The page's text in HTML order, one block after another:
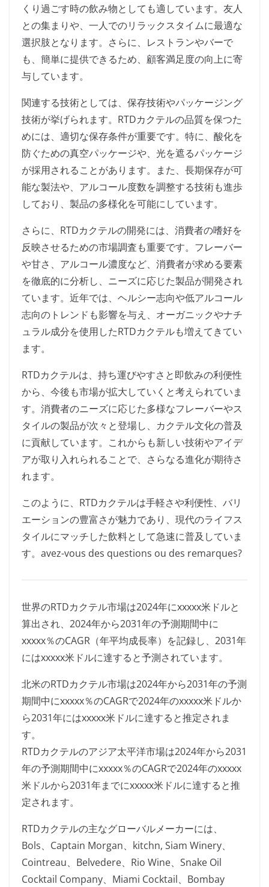
くり過ごす時の飲み物としても適しています。友人
との集まりや、一人でのリラックスタイムに最適な
選択肢となります。さらに、レストランやバーで
も、簡単に提供できるため、顧客満足度の向上に寄
与しています。
関連する技術としては、保存技術やパッケージング
技術が挙げられます。RTDカクテルの品質を保つた
めには、適切な保存条件が重要です。特に、酸化を
防ぐための真空パッケージや、光を遮るパッケージ
が採用されることがあります。また、長期保存が可
能な製法や、アルコール度数を調整する技術も進歩
しており、製品の多様化を可能にしています。
さらに、RTDカクテルの開発には、消費者の嗜好を
反映させるための市場調査も重要です。フレーバー
や甘さ、アルコール濃度など、消費者が求める要素
を徹底的に分析し、ニーズに応じた製品が開発され
ています。近年では、ヘルシー志向や低アルコール
志向のトレンドも影響を与え、オーガニックやナチ
ュラル成分を使用したRTDカクテルも増えてきてい
ます。
RTDカクテルは、持ち運びやすさと即飲みの利便性
から、今後も市場が拡大していくと考えられていま
す。消費者のニーズに応じた多様なフレーバーやス
タイルの製品が次々と登場し、カクテル文化の普及
に貢献しています。これからも新しい技術やアイデ
アが取り入れられることで、さらなる進化が期待さ
れます。
このように、RTDカクテルは手軽さや利便性、バリ
エーションの豊富さが魅力であり、現代のライフス
タイルにマッチした飲料として急速に普及していま
す。avez-vous des questions ou des remarques?
世界のRTDカクテル市場は2024年にxxxxx米ドルと
算出され、2024年から2031年の予測期間中に
xxxxx％のCAGR（年平均成長率）を記録し、2031年
にはxxxxx米ドルに達すると予測されています。
北米のRTDカクテル市場は2024年から2031年の予測
期間中にxxxxx％のCAGRで2024年のxxxxx米ドルか
ら2031年にはxxxxx米ドルに達すると推定されま
す。
RTDカクテルのアジア太平洋市場は2024年から2031
年の予測期間中にxxxxx％のCAGRで2024年のxxxxx
米ドルから2031年までにxxxxx米ドルに達すると推
定されます。
RTDカクテルの主なグローバルメーカーには、
Bols、Captain Morgan、kitchn, Siam Winery、
Cointreau、Belvedere、Rio Wine、Snake Oil
Cocktail Company、Miami Cocktail、Bombay